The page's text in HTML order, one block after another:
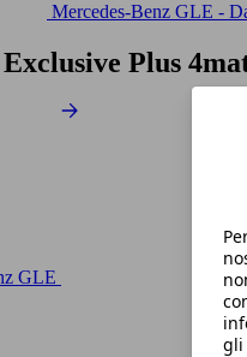
Mercedes-Benz GLE -
Plus
GLE
gli